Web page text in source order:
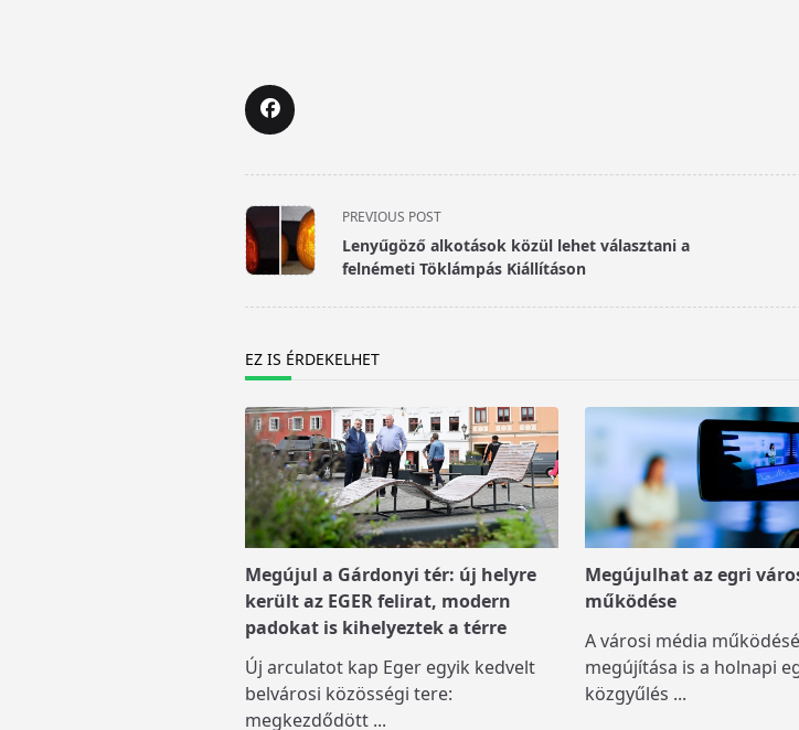
<span
class="nav-
subtitle
text">Page</span>
PREVIOUS POST
Lenyűgöző alkotások közül lehet választani a
felnémeti Töklámpás Kiállításon
EZ IS ÉRDEKELHET
Megújul a Gárdonyi tér: új helyre
került az EGER felirat, modern
padokat is kihelyeztek a térre
Új arculatot kap Eger egyik kedvelt
belvárosi közösségi tere:
megkezdődött ...
Megújulhat az egri
működése
A városi média
megújítása is a holnapi
közgyűlés ...